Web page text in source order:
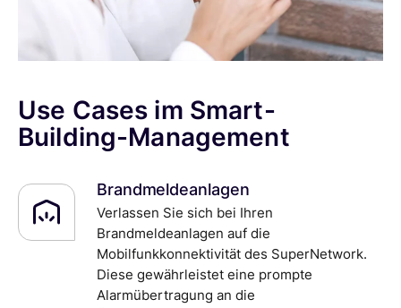
Use Cases im Smart-
Building-Management
Brandmeldeanlagen
Verlassen Sie sich bei Ihren
Brandmeldeanlagen auf die
Mobilfunkkonnektivität des SuperNetwork.
Diese gewährleistet eine prompte
Alarmübertragung an die